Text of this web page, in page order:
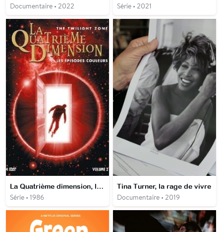
Documentaire • 2022 Série • 2021
La Quatrième dimension, les épisodes couleurs
Série • 1986
Tina Turner, la rage de vivre
Documentaire • 2019